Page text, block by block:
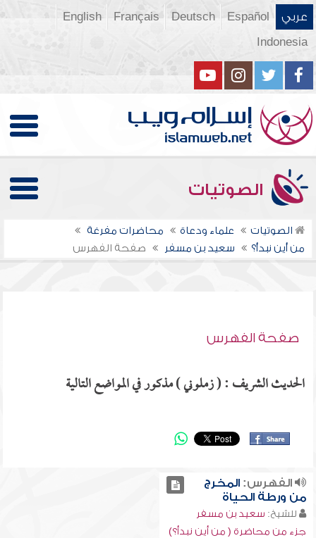
عربي Español
Deutsch
Français
English
Indonesia
الصوتيات
الصوتيات علماء ودعاة
محاضرات مفرغة
من أين نبدأ؟
سعيد بن مسفر صفحة الفهرس
صفحة الفهرس
الحديث الشريف : ( زملوني ) مذكور في المواضع التالية
الفهرس:المخرج
من ورطة الحياة
للشيخ: سعيد بن مسفر
جزء من محاضرة ( من أين نبدأ؟)